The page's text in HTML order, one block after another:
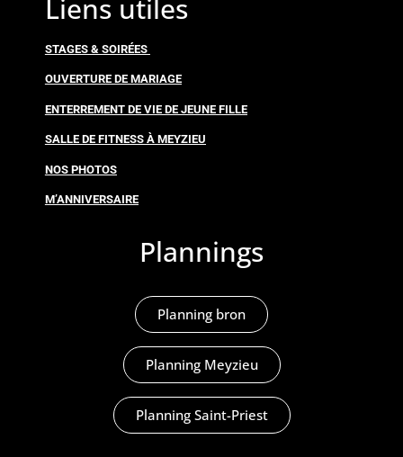
Liens utiles
STAGES & SOIRÉES
OUVERTURE DE MARIAGE
ENTERREMENT DE VIE DE JEUNE FILLE
SALLE DE FITNESS À MEYZIEU
NOS PHOTOS
M’ANNIVERSAIRE
Plannings
Planning bron
Planning Meyzieu
Planning Saint-Priest